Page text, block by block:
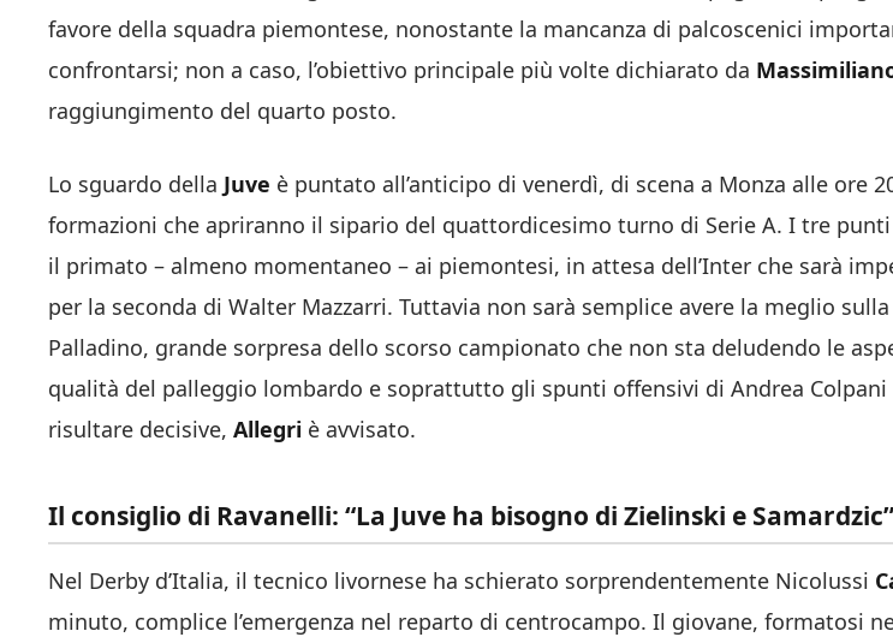
favore della squadra piemontese, nonostante la mancanza di palcoscenici
confrontarsi; non a caso, l’obiettivo principale più volte dichiarato da
raggiungimento del quarto posto.
Lo sguardo della Juve è puntato all’anticipo di venerdì, di scena a Monza alle ore
formazioni che apriranno il sipario del quattordicesimo turno di Serie A. I tre
il primato – almeno momentaneo – ai piemontesi, in attesa dell’Inter che sarà
per la seconda di Walter Mazzarri. Tuttavia non sarà semplice avere la meglio
Palladino, grande sorpresa dello scorso campionato che non sta deludendo le
qualità del palleggio lombardo e soprattutto gli spunti offensivi di Andrea
risultare decisive, Allegri è avvisato.
Il consiglio di Ravanelli: “La Juve ha bisogno di Zielinski e Samardzic”
Nel Derby d’Italia, il tecnico livornese ha schierato sorprendentemente Nicolussi
minuto, complice l’emergenza nel reparto di centrocampo. Il giovane, formatosi